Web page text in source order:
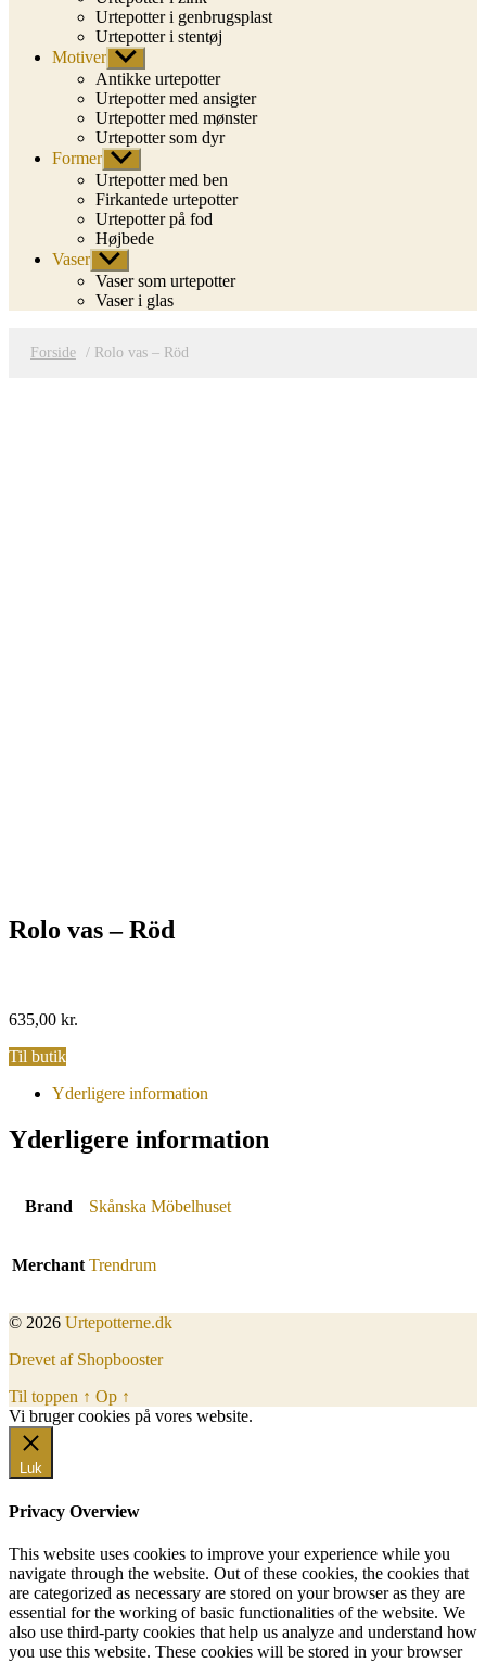
Urtepotter i genbrugsplast
Urtepotter i stentøj
Motiver Vis
undermenu
Antikke urtepotter
Urtepotter med ansigter
Urtepotter med mønster
Urtepotter som dyr
Former Vis
undermenu
Urtepotter med ben
Firkantede urtepotter
Urtepotter på fod
Højbede
Vaser Vis
undermenu
Vaser som urtepotter
Vaser i glas
Forside / Rolo vas – Röd
Rolo vas – Röd
635,00 kr.
Til butik
Yderligere information
Yderligere information
Brand Skånska Möbelhuset
Merchant Trendrum
© 2026 Urtepotterne.dk
Drevet af Shopbooster
Til toppen ↑ Op ↑
Vi bruger cookies på vores website.
Luk
Privacy Overview
This website uses cookies to improve your experience while you
navigate through the website. Out of these cookies, the cookies that
are categorized as necessary are stored on your browser as they are
essential for the working of basic functionalities of the website. We
also use third-party cookies that help us analyze and understand how
you use this website. These cookies will be stored in your browser